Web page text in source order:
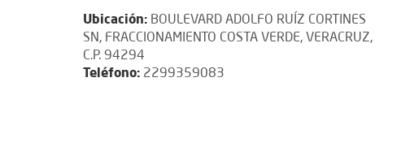
Ubicación: BOULEVARD ADOLFO RUÍZ CORTINES
SN, FRACCIONAMIENTO COSTA VERDE, VERACRUZ,
C.P. 94294
Teléfono: 2299359083